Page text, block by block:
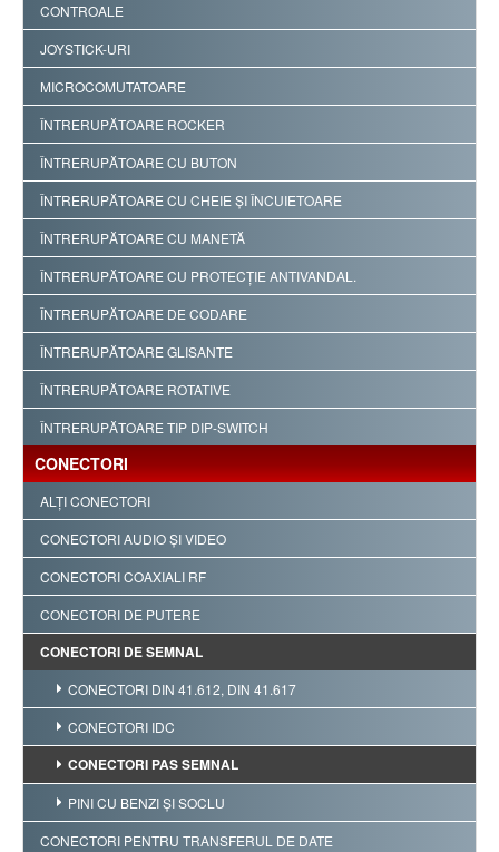
CONTROALE
JOYSTICK-URI
MICROCOMUTATOARE
ÎNTRERUPĂTOARE ROCKER
ÎNTRERUPĂTOARE CU BUTON
ÎNTRERUPĂTOARE CU CHEIE ŞI ÎNCUIETOARE
ÎNTRERUPĂTOARE CU MANETĂ
ÎNTRERUPĂTOARE CU PROTECŢIE ANTIVANDAL.
ÎNTRERUPĂTOARE DE CODARE
ÎNTRERUPĂTOARE GLISANTE
ÎNTRERUPĂTOARE ROTATIVE
ÎNTRERUPĂTOARE TIP DIP-SWITCH
CONECTORI
ALŢI CONECTORI
CONECTORI AUDIO ŞI VIDEO
CONECTORI COAXIALI RF
CONECTORI DE PUTERE
CONECTORI DE SEMNAL
CONECTORI DIN 41.612, DIN 41.617
CONECTORI IDC
CONECTORI PAS SEMNAL
PINI CU BENZI ŞI SOCLU
CONECTORI PENTRU TRANSFERUL DE DATE